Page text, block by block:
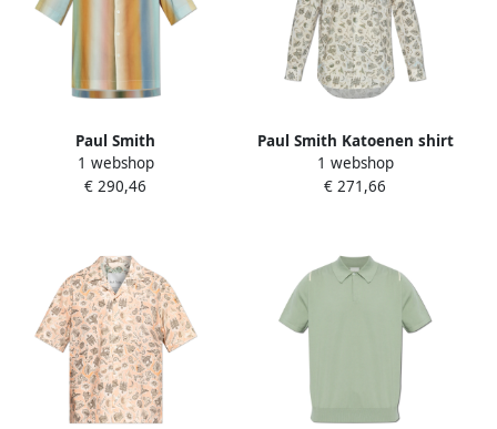
Paul Smith
Kortemouwenshirt
Multicolor Heren
1 webshop
€ 290,46
Paul Smith Katoenen shirt
met print Multicolor Heren
1 webshop
€ 271,66